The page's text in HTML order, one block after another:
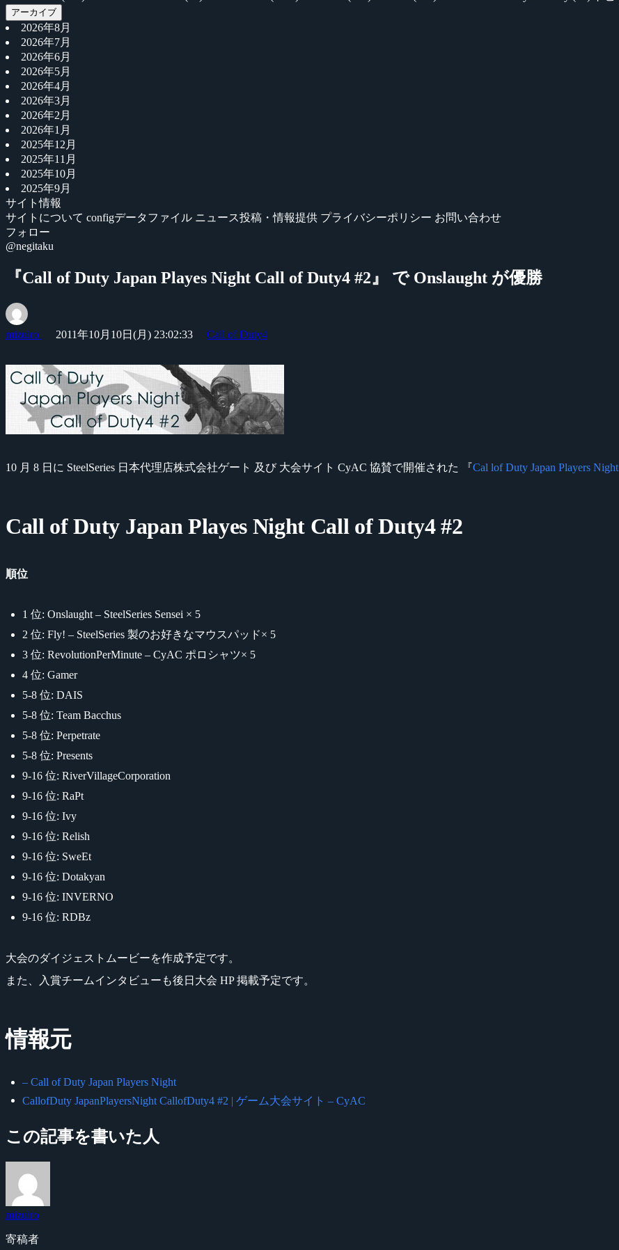
アーカイブ
2026年8月
2026年7月
2026年6月
2026年5月
2026年4月
2026年3月
2026年2月
2026年1月
2025年12月
2025年11月
2025年10月
2025年9月
サイト情報
サイトについて configデータファイル ニュース投稿・情報提供 プライバシーポリシー お問い合わせ
フォロー
@negitaku
『Call of Duty Japan Playes Night Call of Duty4 #2』 で Onslaught が優勝
mizuiro 2011年10月10日(月) 23:02:33 Call of Duty4
10 月 8 日に SteelSeries 日本代理店株式会社ゲート 及び 大会サイト CyAC 協賛で開催された 『Cal lof Duty Japan Players Night
Call of Duty Japan Playes Night Call of Duty4 #2
順位
1 位: Onslaught – SteelSeries Sensei × 5
2 位: Fly! – SteelSeries 製のお好きなマウスパッド× 5
3 位: RevolutionPerMinute – CyAC ポロシャツ× 5
4 位: Gamer
5-8 位: DAIS
5-8 位: Team Bacchus
5-8 位: Perpetrate
5-8 位: Presents
9-16 位: RiverVillageCorporation
9-16 位: RaPt
9-16 位: Ivy
9-16 位: Relish
9-16 位: SweEt
9-16 位: Dotakyan
9-16 位: INVERNO
9-16 位: RDBz
大会のダイジェストムービーを作成予定です。
また、入賞チームインタビューも後日大会 HP 掲載予定です。
情報元
– Call of Duty Japan Players Night
CallofDuty JapanPlayersNight CallofDuty4 #2 | ゲーム大会サイト – CyAC
この記事を書いた人
mizuiro
寄稿者